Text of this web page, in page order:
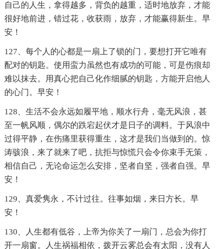
自己的人生，拿得越多，背负的越重，适时地放弃，才能
很好地前进，错过花，收获雨，放弃，才能赢得新生。早
安！
127、每个人的心都是一扇上了锁的门，要想打开它唯有
配对的钥匙。使用蛮力虽然也有成功的可能，可是伤痕却
难以抹去。用真心把自己化作细腻的钥匙，方能开启他人
的心门。早安！
128、生活不会永远如履平地，顺水行舟，毫无风浪，甚
至一帆风顺，偶尔的跌宕起伏才是日子的调料。于风浪中
过得平静，在伤痛里获得重生，这才是我们当做到的。惊
涛骇浪，来了就来了吧，抗拒与惊慌只会令你束手无策，
相信自己，无论命运怎么安排，坚者自坚，强者自强。早
安！
129、真爱隽永，不计过往。往事如烟，来日方长。早
安！
130、人生都有低谷，上帝为你关了一扇门，总会为你打
开一扇窗。人生祸福相依，拨开云雾总会有太阳，没有人